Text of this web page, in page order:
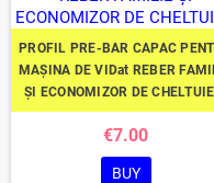
PROFIL PRE-BAR CAPAC
MAȘINA DE VIDat REBER
ȘI ECONOMIZOR DE
€7.00
BUY